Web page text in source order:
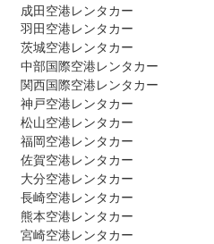
成田空港レンタカー
羽田空港レンタカー
茨城空港レンタカー
中部国際空港レンタカー
関西国際空港レンタカー
神戸空港レンタカー
松山空港レンタカー
福岡空港レンタカー
佐賀空港レンタカー
大分空港レンタカー
長崎空港レンタカー
熊本空港レンタカー
宮崎空港レンタカー